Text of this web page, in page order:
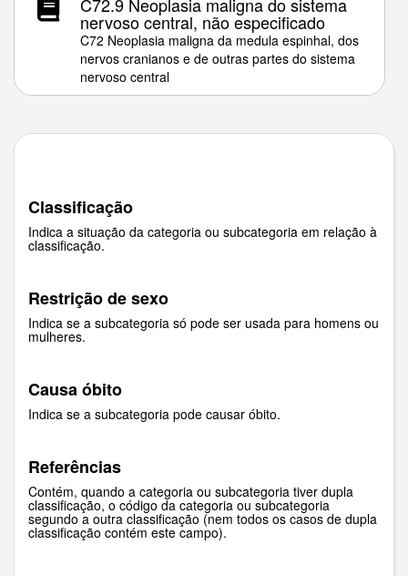
nervoso central, não especificado
C72 Neoplasia maligna da medula espinhal, dos
nervos cranianos e de outras partes do sistema
nervoso central
Classificação
Indica a situação da categoria ou subcategoria em relação à
classificação.
Restrição de sexo
Indica se a subcategoria só pode ser usada para homens ou
mulheres.
Causa óbito
Indica se a subcategoria pode causar óbito.
Referências
Contém, quando a categoria ou subcategoria tiver dupla
classificação, o código da categoria ou subcategoria
segundo a outra classificação (nem todos os casos de dupla
classificação contém este campo).